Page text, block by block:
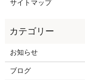
サイトマップ
お知らせ
ブログ